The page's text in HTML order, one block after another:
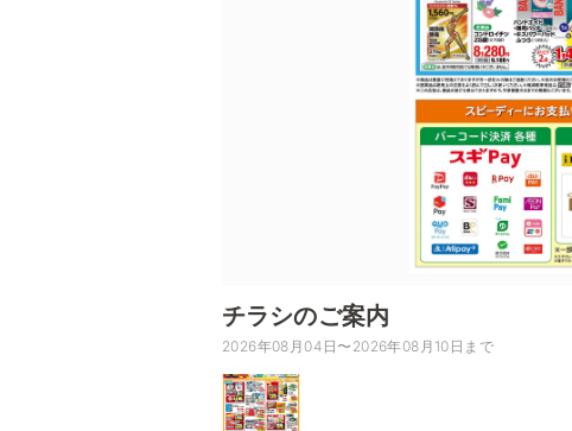
チラシのご案内
2026年08月04日〜2026年08月10日まで